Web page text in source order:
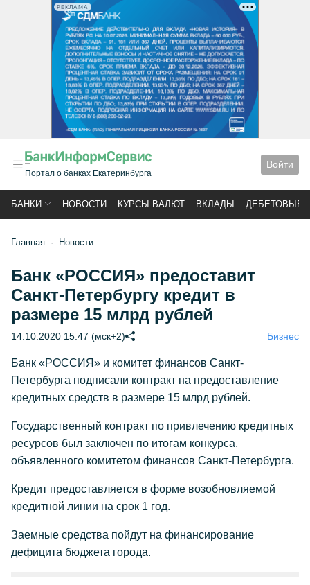
РЕКЛАМА
Портал о банках Екатеринбурга
Войти
БАНКИ НОВОСТИ КУРСЫ ВАЛЮТ ВКЛАДЫ ДЕБЕТОВЫЕ
Главная Новости
Банк «РОССИЯ» предоставит
Санкт-Петербургу кредит в
размере 15 млрд рублей
14.10.2020 15:47 (мск+2) Бизнес
Банк «РОССИЯ» и комитет финансов Санкт-
Петербурга подписали контракт на предоставление
кредитных средств в размере 15 млрд рублей.
Государственный контракт по привлечению кредитных
ресурсов был заключен по итогам конкурса,
объявленного комитетом финансов Санкт-Петербурга.
Кредит предоставляется в форме возобновляемой
кредитной линии на срок 1 год.
Заемные средства пойдут на финансирование
дефицита бюджета города.